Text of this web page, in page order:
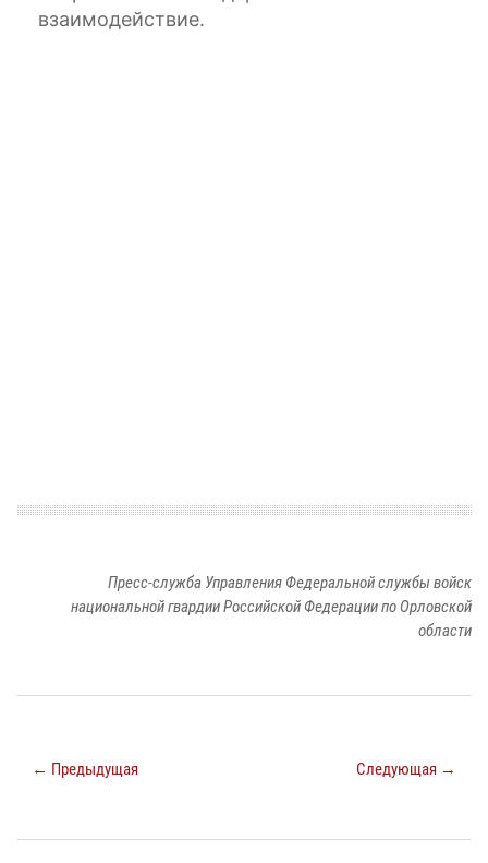
взаимодействие.
Пресс-служба Управления Федеральной службы войск
национальной гвардии Российской Федерации по Орловской
области
← Предыдущая Следующая →